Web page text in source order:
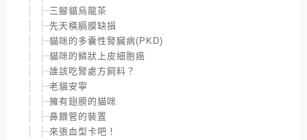
三腳貓烏龍茶
先天橫膈膜缺損
貓咪的多囊性腎臟病(PKD)
貓咪的鱗狀上皮細胞癌
誰該吃腎處方飼料？
老貓安寧
擁有翅膀的貓咪
鼻餵管的裝置
來張血型卡吧！